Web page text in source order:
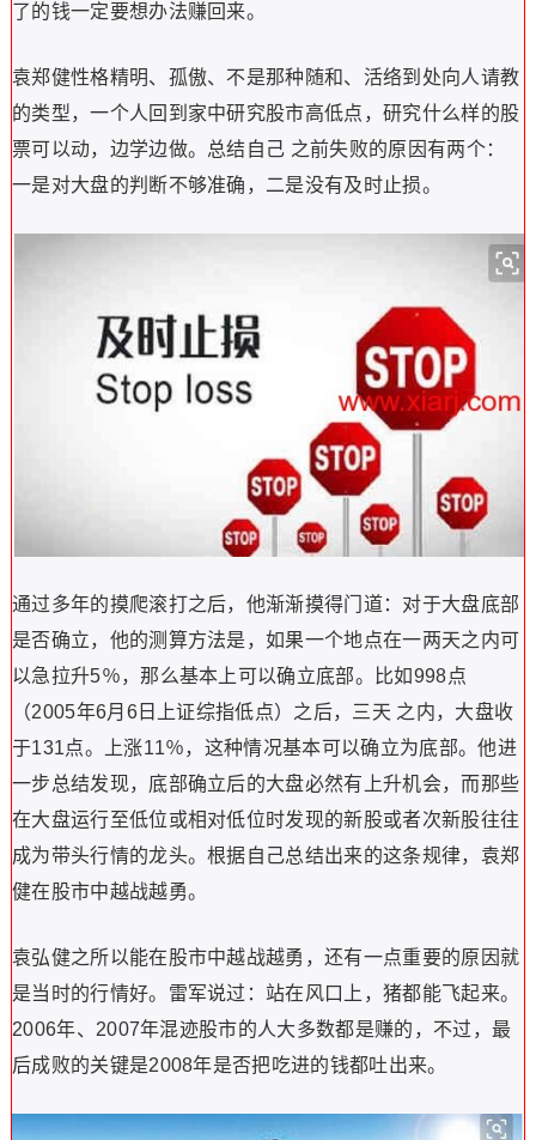
了的钱一定要想办法赚回来。
袁郑健性格精明、孤傲、不是那种随和、活络到处向人请教
的类型，一个人回到家中研究股市高低点，研究什么样的股
票可以动，边学边做。总结自己 之前失败的原因有两个：
一是对大盘的判断不够准确，二是没有及时止损。
通过多年的摸爬滚打之后，他渐渐摸得门道：对于大盘底部
是否确立，他的测算方法是，如果一个地点在一两天之内可
以急拉升5％，那么基本上可以确立底部。比如998点
（2005年6月6日上证综指低点）之后，三天 之内，大盘收
于131点。上涨11％，这种情况基本可以确立为底部。他进
一步总结发现，底部确立后的大盘必然有上升机会，而那些
在大盘运行至低位或相对低位时发现的新股或者次新股往往
成为带头行情的龙头。根据自己总结出来的这条规律，袁郑
健在股市中越战越勇。
袁弘健之所以能在股市中越战越勇，还有一点重要的原因就
是当时的行情好。雷军说过：站在风口上，猪都能飞起来。
2006年、2007年混迹股市的人大多数都是赚的，不过，最
后成败的关键是2008年是否把吃进的钱都吐出来。